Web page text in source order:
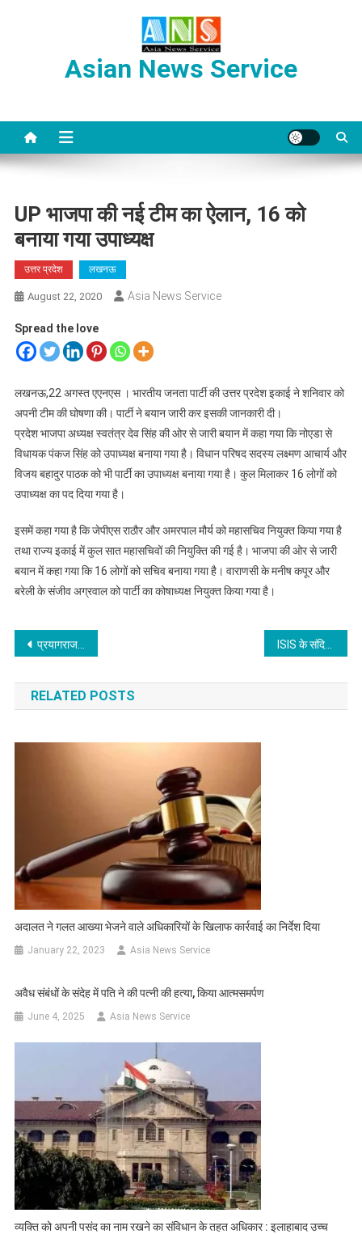
Asian News Service
UP भाजपा की नई टीम का ऐलान, 16 को
बनाया गया उपाध्यक्ष
उत्तर प्रदेश लखनऊ
August 22, 2020 Asia News Service
Spread the love
लखनऊ,22 अगस्त एएनएस । भारतीय जनता पार्टी की उत्तर प्रदेश इकाई ने शनिवार को
अपनी टीम की घोषणा की। पार्टी ने बयान जारी कर इसकी जानकारी दी।
प्रदेश भाजपा अध्यक्ष स्वतंत्र देव सिंह की ओर से जारी बयान में कहा गया कि नोएडा से
विधायक पंकज सिंह को उपाध्यक्ष बनाया गया है। विधान परिषद सदस्य लक्ष्मण आचार्य और
विजय बहादुर पाठक को भी पार्टी का उपाध्यक्ष बनाया गया है। कुल मिलाकर 16 लोगों को
उपाध्यक्ष का पद दिया गया है।
इसमें कहा गया है कि जेपीएस राठौर और अमरपाल मौर्य को महासचिव नियुक्त किया गया है
तथा राज्य इकाई में कुल सात महासचिवों की नियुक्ति की गई है। भाजपा की ओर से जारी
बयान में कहा गया कि 16 लोगों को सचिव बनाया गया है। वाराणसी के मनीष कपूर और
बरेली के संजीव अग्रवाल को पार्टी का कोषाध्यक्ष नियुक्त किया गया है।
Post
navigation
प्रयागराज में राष्ट्रीय विधि विवि की स्थापना का विधेयक पास, मुख्य न्यायाधीश होंगे कुलाधपति
RELATED POSTS
अदालत ने गलत आख्या भेजने वाले अधिकारियों के खिलाफ कार्रवाई का निर्देश दिया
January 22, 2023 Asia News Service
अवैध संबंधों के संदेह में पति ने की पत्नी की हत्या, किया आत्मसमर्पण
June 4, 2025 Asia News Service
व्यक्ति को अपनी पसंद का नाम रखने का संविधान के तहत अधिकार : इलाहाबाद उच्च